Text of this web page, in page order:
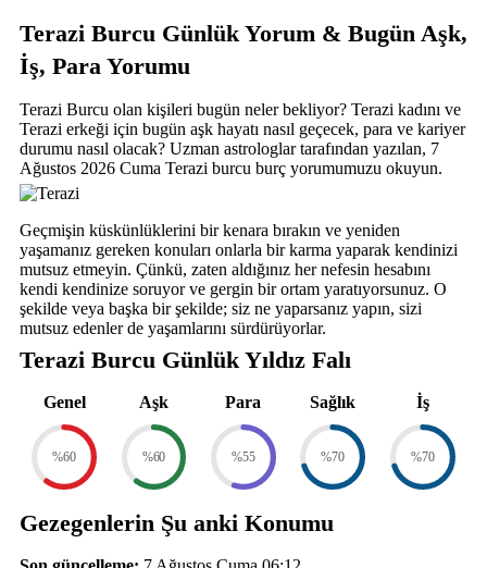
Terazi Burcu Günlük Yorum & Bugün Aşk,
İş, Para Yorumu
Terazi Burcu olan kişileri bugün neler bekliyor? Terazi kadını ve
Terazi erkeği için bugün aşk hayatı nasıl geçecek, para ve kariyer
durumu nasıl olacak? Uzman astrologlar tarafından yazılan, 7
Ağustos 2026 Cuma Terazi burcu burç yorumumuzu okuyun.
Geçmişin küskünlüklerini bir kenara bırakın ve yeniden
yaşamanız gereken konuları onlarla bir karma yaparak kendinizi
mutsuz etmeyin. Çünkü, zaten aldığınız her nefesin hesabını
kendi kendinize soruyor ve gergin bir ortam yaratıyorsunuz. O
şekilde veya başka bir şekilde; siz ne yaparsanız yapın, sizi
mutsuz edenler de yaşamlarını sürdürüyorlar.
Terazi Burcu Günlük Yıldız Falı
Genel
%60
Aşk
%60
Para
%55
Sağlık
%70
İş
%70
Gezegenlerin Şu anki Konumu